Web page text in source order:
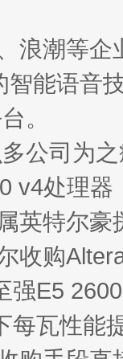
浪潮等
能语音
。
v4处理器
英特尔
收购
强E5
每瓦性能